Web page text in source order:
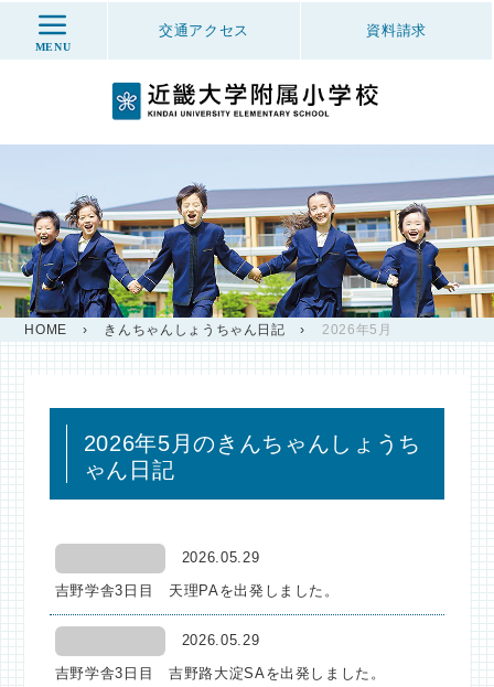
MENU
交通アクセス 資料請求
HOME › きんちゃんしょうちゃん日記 › 2026年5月
2026年5月のきんちゃんしょうち
ゃん日記
2026.05.29
吉野学舎3日目 天理PAを出発しました。
2026.05.29
吉野学舎3日目 吉野路大淀SAを出発しました。